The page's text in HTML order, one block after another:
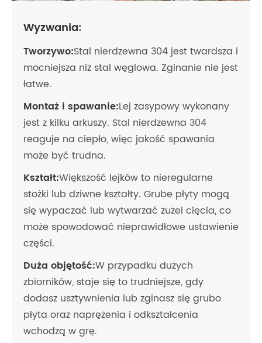
Wyzwania:
Tworzywo:Stal nierdzewna 304 jest twardsza i
mocniejsza niż stal węglowa. Zginanie nie jest
łatwe.
Montaż i spawanie:Lej zasypowy wykonany
jest z kilku arkuszy. Stal nierdzewna 304
reaguje na ciepło, więc jakość spawania
może być trudna.
Kształt:Większość lejków to nieregularne
stożki lub dziwne kształty. Grube płyty mogą
się wypaczać lub wytwarzać żużel cięcia, co
może spowodować nieprawidłowe ustawienie
części.
Duża objętość:W przypadku dużych
zbiorników, staje się to trudniejsze, gdy
dodasz usztywnienia lub zginasz się grubo
płyta oraz naprężenia i odkształcenia
wchodzą w grę.